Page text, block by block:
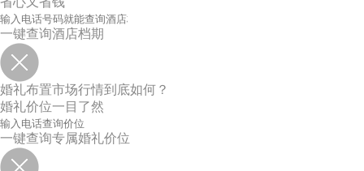
一键查询酒店档期
婚礼布置市场行情到底如何？
婚礼价位一目了然
一键查询专属婚礼价位